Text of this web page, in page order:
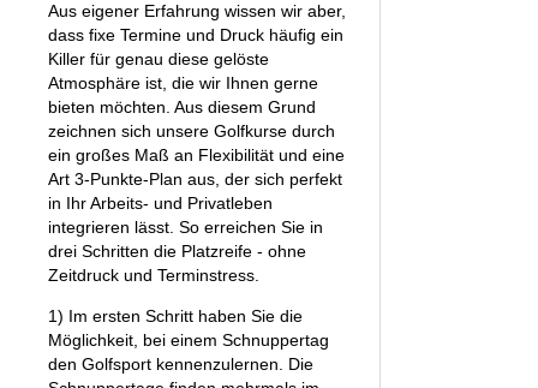
Aus eigener Erfahrung wissen wir aber,
dass fixe Termine und Druck häufig ein
Killer für genau diese gelöste
Atmosphäre ist, die wir Ihnen gerne
bieten möchten. Aus diesem Grund
zeichnen sich unsere Golfkurse durch
ein großes Maß an Flexibilität und eine
Art 3-Punkte-Plan aus, der sich perfekt
in Ihr Arbeits- und Privatleben
integrieren lässt. So erreichen Sie in
drei Schritten die Platzreife - ohne
Zeitdruck und Terminstress.
1) Im ersten Schritt haben Sie die
Möglichkeit, bei einem Schnuppertag
den Golfsport kennenzulernen. Die